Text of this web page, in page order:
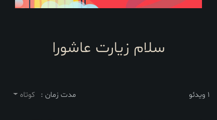
سلام زیارت عاشورا
1 ویدئو مدت زمان : کوتاه